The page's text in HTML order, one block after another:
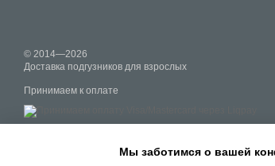
© 2014—2026
Доставка подгузников для взрослых
Принимаем к оплате
Мы заботимся о вашей